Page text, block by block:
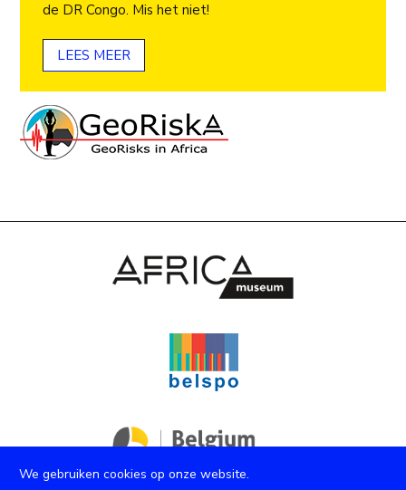
de DR Congo. Mis het niet!
LEES MEER
We gebruiken cookies op onze website.